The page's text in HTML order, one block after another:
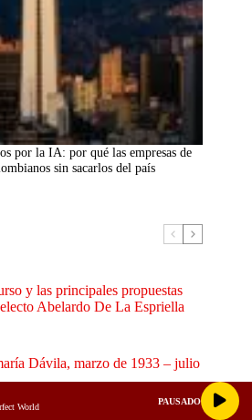
por la IA: por qué las empresas de
sin sacarlos del país
y las principales propuestas
Abelardo De La Espriella
Dávila, marzo de 1933 – julio
World
PAUSADO